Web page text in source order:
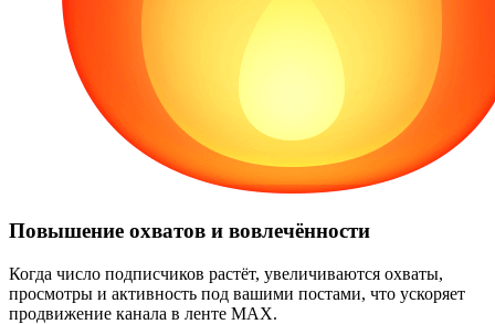
Повышение охватов и вовлечённости
Когда число подписчиков растёт, увеличиваются охваты,
просмотры и активность под вашими постами, что ускоряет
продвижение канала в ленте MAX.